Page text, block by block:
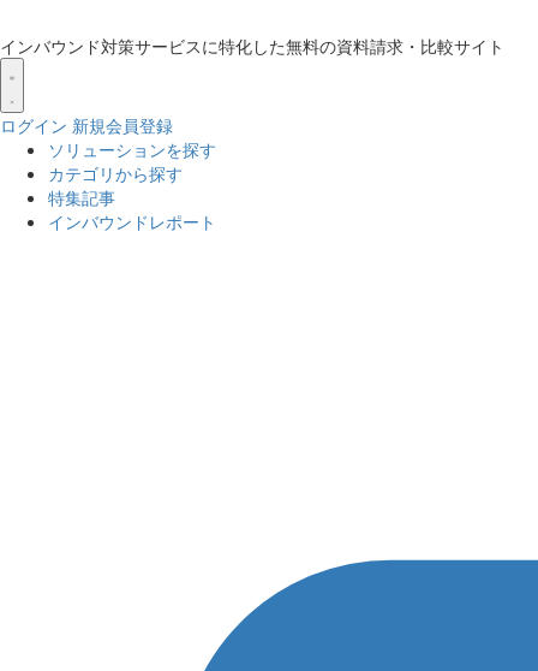
インバウンド対策サービスに特化した無料の資料請求・比較サイト
ログイン 新規会員登録
ソリューションを探す
カテゴリから探す
特集記事
インバウンドレポート